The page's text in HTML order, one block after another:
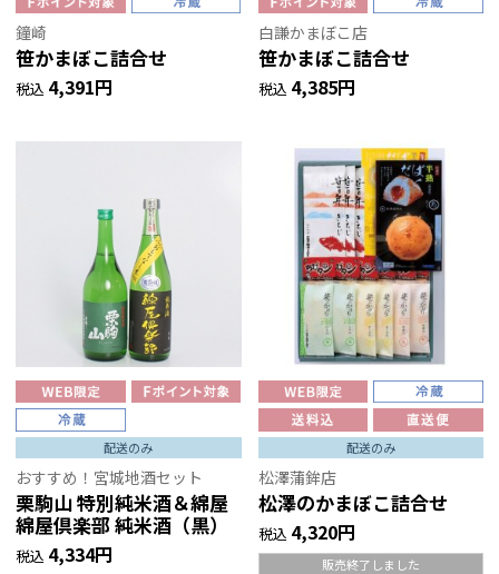
鐘崎
笹かまぼこ詰合せ
税込 4,391円
白謙かまぼこ店
笹かまぼこ詰合せ
税込 4,385円
配送のみ
おすすめ！宮城地酒セット
栗駒山 特別純米酒＆綿屋
綿屋倶楽部 純米酒（黒）
税込 4,334円
配送のみ
松澤蒲鉾店
松澤のかまぼこ詰合せ
税込 4,320円
販売終了しました